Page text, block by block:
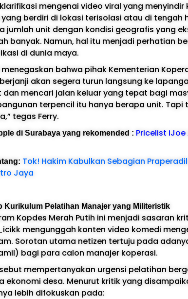
mengenai video viral yang
berdiri di lokasi terisolasi atau di tengah
jumlah unit dengan kondisi geografis yang
banyak. Namun, hal itu menjadi perhatian
di dunia maya.
menegaskan bahwa pihak Kementerian
akan segera turun langsung ke
dan mencari jalan keluar yang tepat bagi
terpencil itu hanya berapa unit. Tapi
tegas Ferry.
di Surabaya yang rekomended : Pricelist
Tok! Hakim Kabulkan Sebagian
Jaya
Kurikulum Pelatihan Manajer yang Militeristik
Kopdes Merah Putih ini menjadi sasaran
mengunggah konten video komedi
Sorotan utama netizen tertuju pada
bagi para calon manajer koperasi.
mempertanyakan urgensi pelatihan
ekonomi desa. Menurut kritik yang
lebih difokuskan pada: